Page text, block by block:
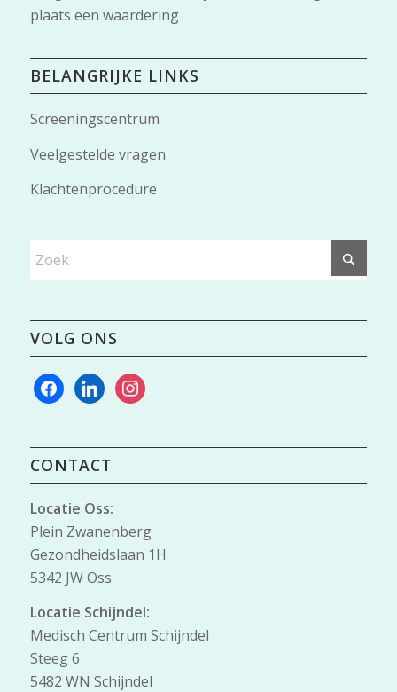
plaats een waardering
BELANGRIJKE LINKS
Screeningscentrum
Veelgestelde vragen
Klachtenprocedure
VOLG ONS
facebooklinkedininstagram
CONTACT
Locatie Oss:
Plein Zwanenberg
Gezondheidslaan 1H
5342 JW Oss
Locatie Schijndel:
Medisch Centrum Schijndel
Steeg 6
5482 WN Schijndel